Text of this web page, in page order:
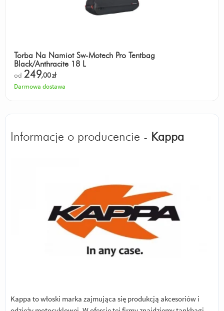
Torba Na Namiot Sw-Motech Pro Tentbag
Black/Anthracite 18 L
od 249,00zł
Darmowa dostawa
Informacje o producencie - Kappa
Kappa to włoski marka zajmująca się produkcją akcesoriów i